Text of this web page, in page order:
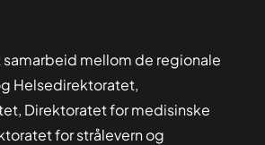
mellom de regionale
Helsedirektoratet,
Direktoratet for medisinske
for strålevern og